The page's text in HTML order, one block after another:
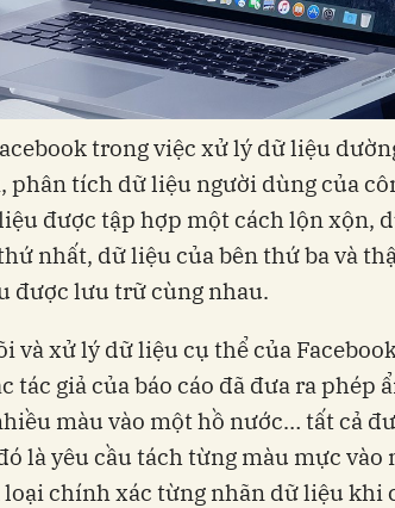
trong việc xử lý dữ liệu
phân tích dữ liệu người dùng của
được tập hợp một cách lộn xộn,
nhất, dữ liệu của bên thứ ba và
được lưu trữ cùng nhau.
và xử lý dữ liệu cụ thể của
tác giả của báo cáo đã đưa ra phép
màu vào một hồ nước… tất cả
là yêu cầu tách từng màu mực vào
loại chính xác từng nhãn dữ liệu khi